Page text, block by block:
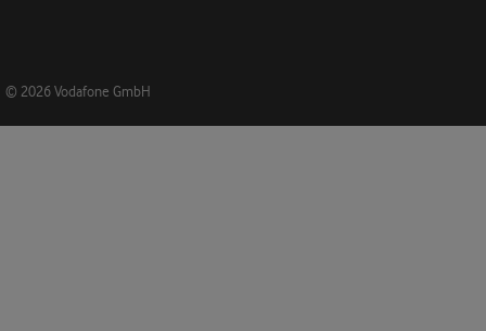
© 2026 Vodafone GmbH